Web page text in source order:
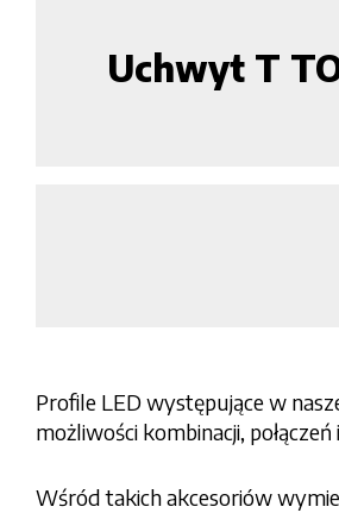
Uchwyt T
Profile LED występujące w
możliwości kombinacji,
Wśród takich akcesoriów